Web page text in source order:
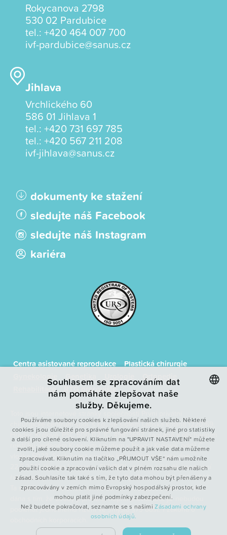
Rokycanova 2798
530 02 Pardubice
tel.: +420 464 007 700
ivf-pardubice@sanus.cz
Jihlava
Vrchlického 60
586 01 Jihlava 1
tel.: +420 731 697 785
tel.: +420 567 211 208
ivf-jihlava@sanus.cz
dokumenty ke stažení
sledujte náš Facebook
sledujte náš Instagram
kariéra
Centra asistované reprodukce
Plastická chirurgie
Ortopedie
Rehabilitace
RTG pracoviště
Toto jsou internetové stránky společnosti První privátní
chirurgické centrum spol. s r.o., se sídlem Labská kotlina 1220/69,
Hradec Králové, PSČ 500 02, IČ: 49813692, zapsané v obchodním
rejstříku vedeném Krajským soudem v Hradci Králové, oddíl C,
vložka 5023. Společnost přestala být s účinností ode dne
22.5.2021 členem koncernu SYNBIOL, a to na základě oznámení
řídící osoby koncernu – společnosti SynBiol, a.s., IČO 26014343.
Ta sdělila, že existence koncernu není k danému datu nadále
dána s tím, že osoby jí přímo či nepřímo ovládané již nebudou
podléhat jednotnému řízení ve smyslu §79 odst. 1 zákona o
ENGLISH
POLISH
FRENCH
Souhlasem se zpracováním dat
nám pomáháte zlepšovat naše
služby. Děkujeme.
Používáme soubory cookies k zlepšování našich služeb. Některé
cookies jsou důležité pro správné fungování stránek, jiné pro statistiky
a další pro cílené oslovení. Kliknutím na "UPRAVIT NASTAVENÍ" můžete
zvolit, jaké soubory cookie můžeme použít a jak vaše data můžeme
zpracovávat. Kliknutím na tlačítko „PŘIJMOUT VŠE“ nám umožníte
použití cookie a zpracování vašich dat v plném rozsahu dle našich
zásad. Souhlasíte tak také s tím, že tyto data mohou být přenášeny a
zpracovávány v zemích mimo Evropský hospodářský prostor, kde
mohou platit jiné podmínky zabezpečení.
Než budete pokračovat, seznamte se s našimi Zásadami ochrany
osobních údajů.